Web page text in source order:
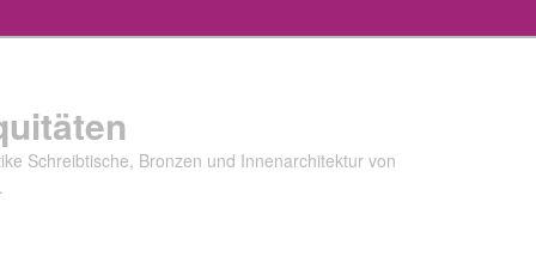
Schreibtische, Bronzen und Innenarchitektur von